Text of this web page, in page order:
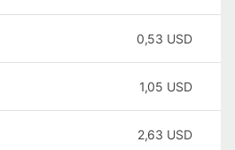
0,53 USD
1,05 USD
2,63 USD